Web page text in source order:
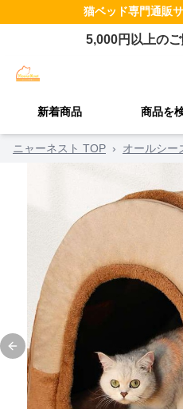
猫ベッド専門通販
5,000円以上の
新着商品 商品を
ニャーネスト TOP › オールシー
Previous slide